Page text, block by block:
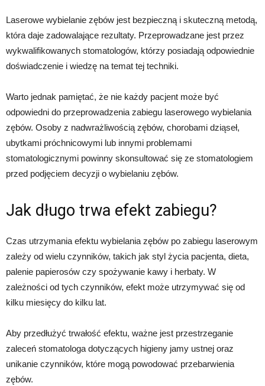
Laserowe wybielanie zębów jest bezpieczną i skuteczną metodą,
która daje zadowalające rezultaty. Przeprowadzane jest przez
wykwalifikowanych stomatologów, którzy posiadają odpowiednie
doświadczenie i wiedzę na temat tej techniki.
Warto jednak pamiętać, że nie każdy pacjent może być
odpowiedni do przeprowadzenia zabiegu laserowego wybielania
zębów. Osoby z nadwrażliwością zębów, chorobami dziąseł,
ubytkami próchnicowymi lub innymi problemami
stomatologicznymi powinny skonsultować się ze stomatologiem
przed podjęciem decyzji o wybielaniu zębów.
Jak długo trwa efekt zabiegu?
Czas utrzymania efektu wybielania zębów po zabiegu laserowym
zależy od wielu czynników, takich jak styl życia pacjenta, dieta,
palenie papierosów czy spożywanie kawy i herbaty. W
zależności od tych czynników, efekt może utrzymywać się od
kilku miesięcy do kilku lat.
Aby przedłużyć trwałość efektu, ważne jest przestrzeganie
zaleceń stomatologa dotyczących higieny jamy ustnej oraz
unikanie czynników, które mogą powodować przebarwienia
zębów.